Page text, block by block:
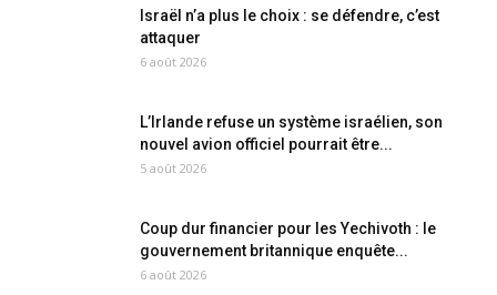
Israël n’a plus le choix : se défendre, c’est
attaquer
6 août 2026
L’Irlande refuse un système israélien, son
nouvel avion officiel pourrait être...
5 août 2026
Coup dur financier pour les Yechivoth : le
gouvernement britannique enquête...
6 août 2026